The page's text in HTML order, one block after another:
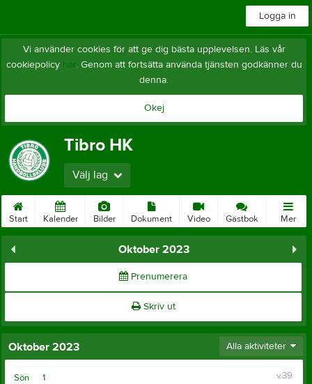
Logga in
Vi använder cookies för att ge dig bästa upplevelsen. Läs vår
cookiepolicy här. Genom att fortsätta använda tjänsten godkänner du
denna.
Okej
Tibro HK
Välj lag
Start Kalender Bilder Dokument Video Gästbok Mer
Oktober 2023
Prenumerera
Skriv ut
Oktober 2023 Alla aktiviteter
1
Sön
v.39